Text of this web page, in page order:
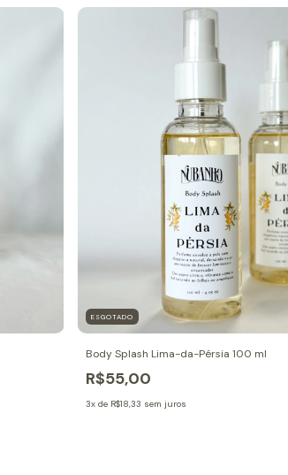
ESGOTADO
Body Splash Lima-da-Pérsia 100 ml
R$55,00
3x de R$18,33 sem juros